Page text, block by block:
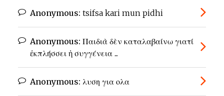
Anonymous: tsifsa kari mun pidhi
Anonymous: Παιδιὰ δὲν καταλαβαίνω γιατί
ἐκπλήσσει ἡ συγγένεια ...
Anonymous: λυση για ολα